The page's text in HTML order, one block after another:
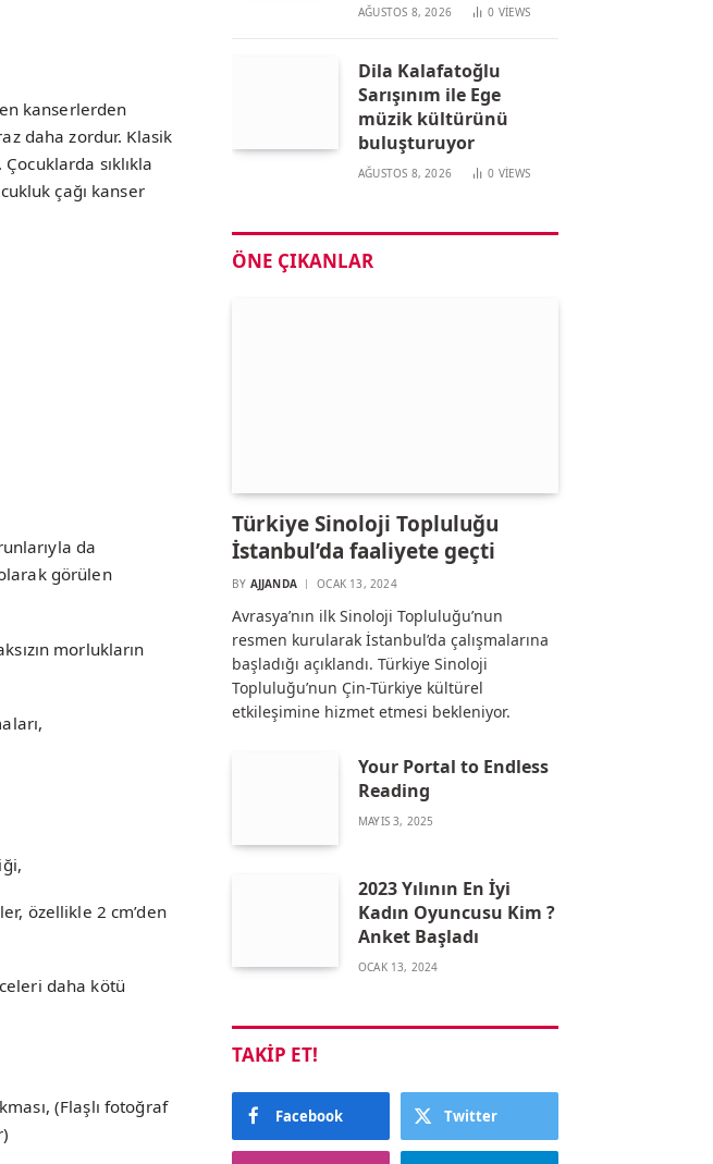
kanserlerden
daha zordur. Klasik
sıklıkla
çağı kanser
da
görülen
morlukların
özellikle 2 cm’den
daha kötü
(Flaşlı fotoğraf
AĞUSTOS 8, 2026 0 VIEWS
Dila Kalafatoğlu
Sarışınım ile Ege
müzik kültürünü
buluşturuyor
AĞUSTOS 8, 2026 0 VIEWS
ÖNE ÇIKANLAR
Türkiye Sinoloji Topluluğu
İstanbul’da faaliyete geçti
BY AJJANDA OCAK 13, 2024
Avrasya’nın ilk Sinoloji Topluluğu’nun
resmen kurularak İstanbul’da çalışmalarına
başladığı açıklandı. Türkiye Sinoloji
Topluluğu’nun Çin-Türkiye kültürel
etkileşimine hizmet etmesi bekleniyor.
Your Portal to Endless
Reading
MAYIS 3, 2025
2023 Yılının En İyi
Kadın Oyuncusu Kim ?
Anket Başladı
OCAK 13, 2024
TAKIP ET!
Facebook Twitter